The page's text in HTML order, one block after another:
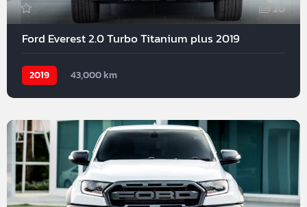
20
Ford Everest 2.0 Turbo Titanium plus 2019
2019 43,000 km